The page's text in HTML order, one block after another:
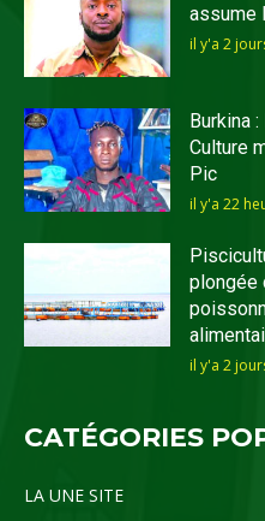
assume
il y'a 2
Burkina
Culture
Pic
il y'a 22
plongée
il y'a 2
CATÉGORIES
LA UNE SITE